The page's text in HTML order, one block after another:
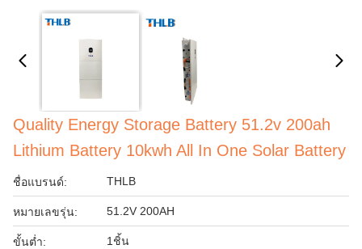
Quality Energy Storage Battery 51.2v 200ah
Lithium Battery 10kwh All In One Solar Battery
ชื่อแบรนด์: THLB
หมายเลขรุ่น: 51.2V 200AH
ขั้นต่ำ: 1ชิ้น